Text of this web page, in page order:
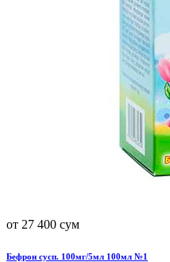
от 27 400 сум
Бефрон сусп. 100мг/5мл 100мл №1